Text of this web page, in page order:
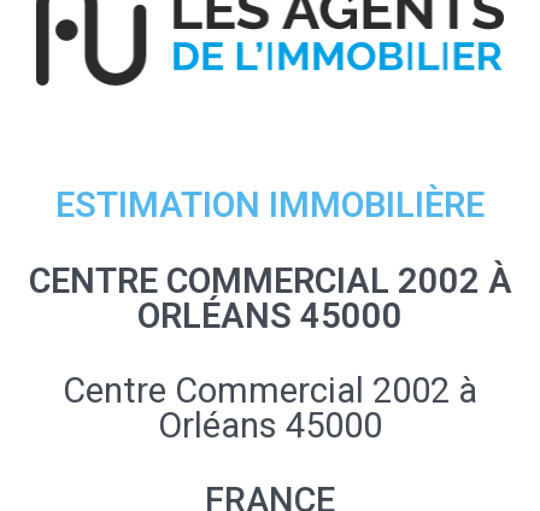
ESTIMATION IMMOBILIÈRE
CENTRE COMMERCIAL 2002 À
ORLÉANS 45000
Centre Commercial 2002 à
Orléans 45000
FRANCE